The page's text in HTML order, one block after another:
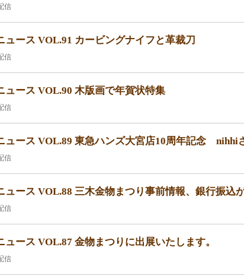
信
ュース VOL.91 カービングナイフと革裁刀
信
ュース VOL.90 木版画で年賀状特集
信
ュース VOL.89 東急ハンズ大宮店10周年記念 nihhi
信
ュース VOL.88 三木金物まつり事前情報、銀行振込
信
ュース VOL.87 金物まつりに出展いたします。
信